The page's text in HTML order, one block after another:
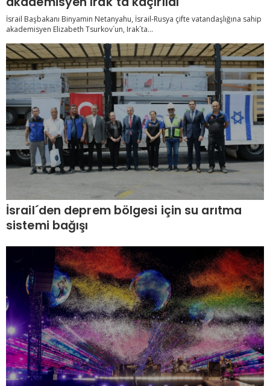
İsrail Başbakanı Binyamin Netanyahu, İsrail-Rusya çifte vatandaşlığına sahip
akademisyen Elizabeth Tsurkov´un, Irak´ta...
İsrail´den deprem bölgesi için su arıtma
sistemi bağışı